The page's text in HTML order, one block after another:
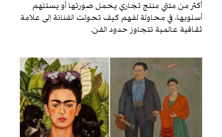
أكثر من مئتي منتج تجاري يحمل صورتها أو يستلهم
أسلوبها، في محاولة لفهم كيف تحولت الفنانة إلى علامة
ثقافية عالمية تتجاوز حدود الفن.